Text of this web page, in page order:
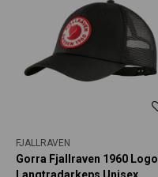
FJALLRAVEN
Gorra Fjallraven 1960 Logo